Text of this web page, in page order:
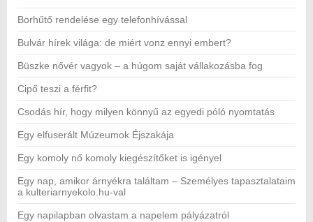
Borhűtő rendelése egy telefonhívással
Bulvár hírek világa: de miért vonz ennyi embert?
Büszke nővér vagyok – a húgom saját vállakozásba fog
Cipő teszi a férfit?
Csodás hír, hogy milyen könnyű az egyedi póló nyomtatás
Egy elfuserált Múzeumok Éjszakája
Egy komoly nő komoly kiegészítőket is igényel
Egy nap, amikor árnyékra találtam – Személyes tapasztalataim
a kulteriarnyekolo.hu-val
Egy napilapban olvastam a napelem pályázatról